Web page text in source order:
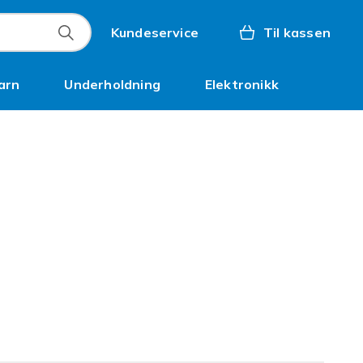
Kundeservice Til kassen
Underholdning Elektronikk